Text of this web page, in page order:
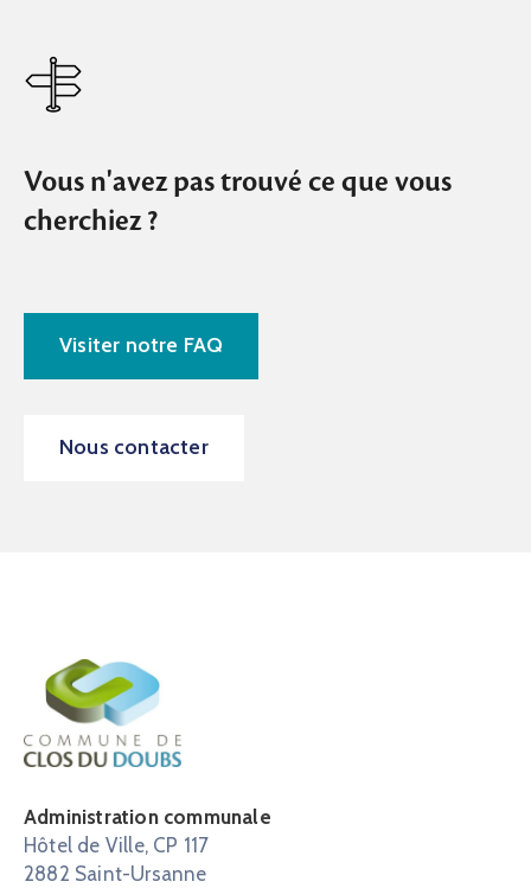
Vous n'avez pas trouvé ce que vous
cherchiez ?
Visiter notre FAQ
Nous contacter
Administration communale
Hôtel de Ville, CP 117
2882 Saint-Ursanne